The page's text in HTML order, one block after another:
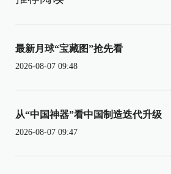
最新月球“宝藏图”抢先看
2026-08-07 09:48
从“中国神器”看中国制造迭代升级
2026-08-07 09:47